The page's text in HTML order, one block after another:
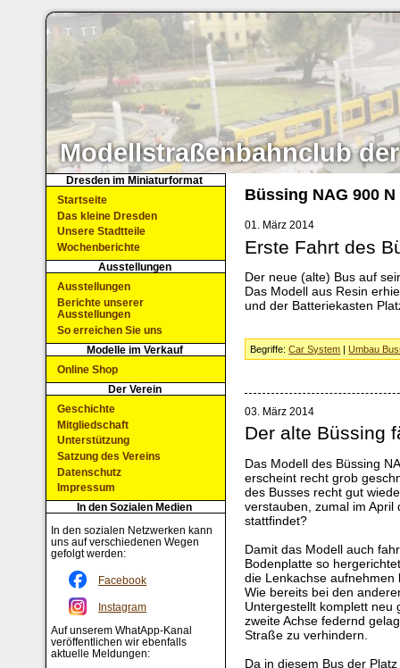
Modellstraßenbahnclub der
Büssing NAG 900 N
01. März 2014
Erste Fahrt des
Der neue (alte) Bus auf
Das Modell aus Resin
und der Batteriekasten
Begriffe:Car System |Umbau
03. März 2014
Der alte Büssing
Das Modell des Büssing
erscheint recht grob
des Busses recht gut
verstauben, zumal im
stattfindet?
Damit das Modell auch
Bodenplatte so
die Lenkachse aufnehmen
Wie bereits bei den
Untergestellt komplett neu
zweite Achse federnd
Straße zu verhindern.
Da in diesem Bus der
Dresden im Miniaturformat
Startseite
Das kleine Dresden
Unsere Stadtteile
Wochenberichte
Ausstellungen
Ausstellungen
Berichte unserer
Ausstellungen
So erreichen Sie uns
Modelle im Verkauf
Online Shop
Der Verein
Geschichte
Mitgliedschaft
Unterstützung
Satzung des Vereins
Datenschutz
Impressum
In den Sozialen Medien
In den sozialen Netzwerken kann
uns auf verschiedenen Wegen
gefolgt werden:
Facebook
Instagram
Auf unserem WhatApp-Kanal
veröffentlichen wir ebenfalls
aktuelle Meldungen: